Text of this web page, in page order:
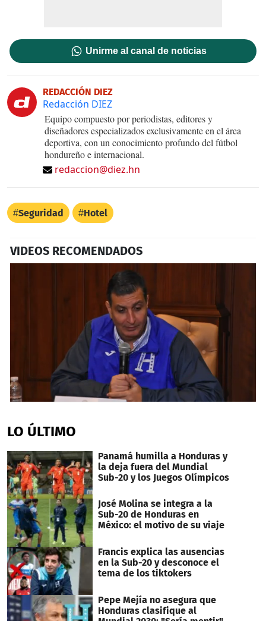
Unirme al canal de noticias
REDACCIÓN DIEZ
Redacción DIEZ
Equipo compuesto por periodistas, editores y
diseñadores especializados exclusivamente en el área
deportiva, con un conocimiento profundo del fútbol
hondureño e internacional.
redaccion@diez.hn
Seguridad Hotel
VIDEOS RECOMENDADOS
of
2
31
seconds
LO ÚLTIMO
Panamá humilla a Honduras y
la deja fuera del Mundial
Sub-20 y los Juegos Olímpicos
José Molina se integra a la
Sub-20 de Honduras en
México: el motivo de su viaje
Francis explica las ausencias
en la Sub-20 y desconoce el
tema de los tiktokers
Pepe Mejía no asegura que
Honduras clasifique al